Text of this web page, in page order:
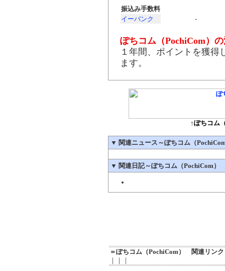
振込み手数料
イーバンク
-
ぽちコム（PochiCom）
１年間、ポイントを獲得
ます。
↑ぽちコム
▼ 関連ニュース～ぽちコム（
▼ 関連日記～ぽちコム（PochiCom）
＝ぽちコム（PochiCom） 関連リン
｜｜｜